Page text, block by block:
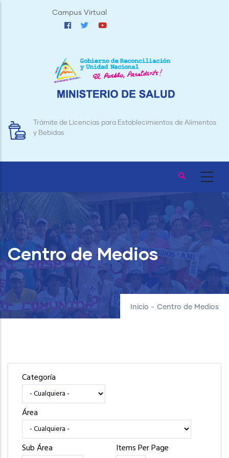
Campus Virtual
Trámite de Licencias para Establecimientos de Alimentos
y Bebidas
Centro de Medios
Inicio - Centro de Medios
Categoría
Área
Sub Área Items Per Page